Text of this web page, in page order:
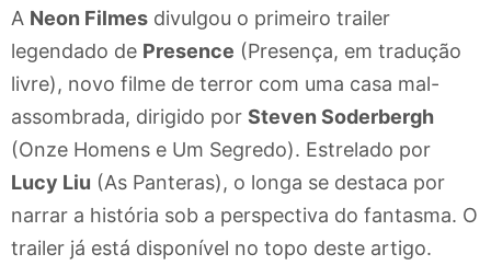
A Neon Filmes divulgou o primeiro trailer
legendado de Presence (Presença, em tradução
livre), novo filme de terror com uma casa mal-
assombrada, dirigido por Steven Soderbergh
(Onze Homens e Um Segredo). Estrelado por
Lucy Liu (As Panteras), o longa se destaca por
narrar a história sob a perspectiva do fantasma. O
trailer já está disponível no topo deste artigo.